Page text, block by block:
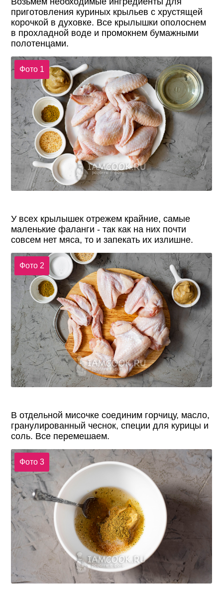
приготовления куриных крыльев с хрустящей
корочкой в духовке. Все крылышки ополоснем
в прохладной воде и промокнем бумажными
полотенцами.
Фото 1
У всех крылышек отрежем крайние, самые
маленькие фаланги - так как на них почти
совсем нет мяса, то и запекать их излишне.
Фото 2
В отдельной мисочке соединим горчицу, масло,
гранулированный чеснок, специи для курицы и
соль. Все перемешаем.
Фото 3